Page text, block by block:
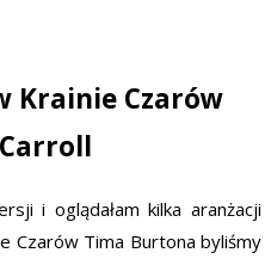
Krainie Czarów
i oglądałam kilka aranżacji
Czarów Tima Burtona byliśmy